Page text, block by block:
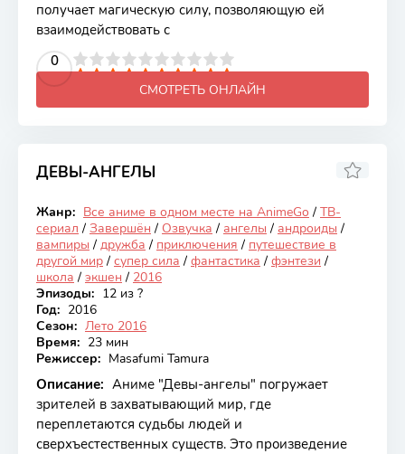
получает магическую силу, позволяющую ей
взаимодействовать с
0
4 5 6 7 8 9 10
СМОТРЕТЬ ОНЛАЙН
ДЕВЫ-АНГЕЛЫ
Закончен
5.98
Жанр: Все аниме в одном месте на AnimeGo / ТВ-
сериал / Завершён / Озвучка / ангелы / андроиды /
вампиры / дружба / приключения / путешествие в
другой мир / супер сила / фантастика / фэнтези /
школа / экшен / 2016
Эпизоды: 12 из ?
Год: 2016
Сезон: Лето 2016
Время: 23 мин
Режиссер: Masafumi Tamura
Описание: Аниме "Девы-ангелы" погружает
зрителей в захватывающий мир, где
переплетаются судьбы людей и
сверхъестественных существ. Это произведение